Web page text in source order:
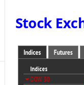
Stock